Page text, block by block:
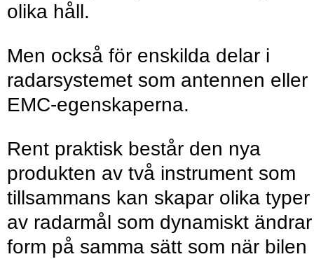
olika håll.
Men också för enskilda delar i
radarsystemet som antennen eller
EMC-egenskaperna.
Rent praktisk består den nya
produkten av två instrument som
tillsammans kan skapar olika typer
av radarmål som dynamiskt ändrar
form på samma sätt som när bilen